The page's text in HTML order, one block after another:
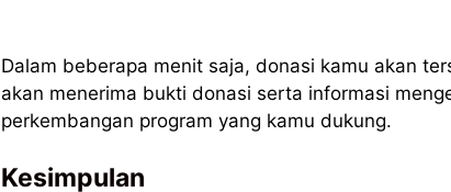
Dalam beberapa menit saja, donasi kamu akan
akan menerima bukti donasi serta informasi
perkembangan program yang kamu dukung.
Kesimpulan